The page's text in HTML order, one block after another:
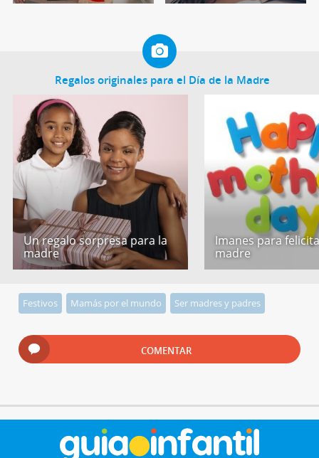
Regalos originales para el Día de la Madre
Un regalo sorpresa para la
madre
Imanes para
madre
Festivos Mamás por el mundo Ser madres y padres
COMENTAR